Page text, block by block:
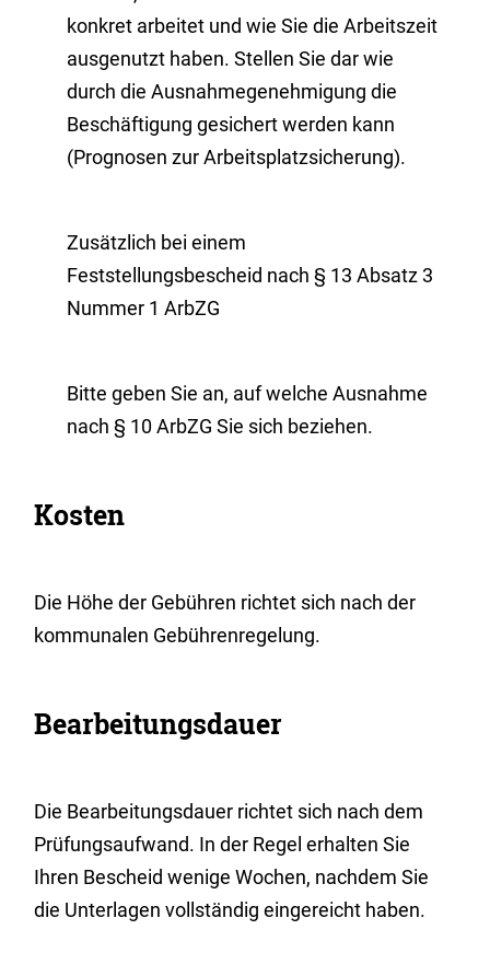
konkret arbeitet und wie Sie die Arbeitszeit
ausgenutzt haben. Stellen Sie dar wie
durch die Ausnahmegenehmigung die
Beschäftigung gesichert werden kann
(Prognosen zur Arbeitsplatzsicherung).
Zusätzlich bei einem
Feststellungsbescheid nach § 13 Absatz 3
Nummer 1 ArbZG
Bitte geben Sie an, auf welche Ausnahme
nach § 10 ArbZG Sie sich beziehen.
Kosten
Die Höhe der Gebühren richtet sich nach der
kommunalen Gebührenregelung.
Bearbeitungsdauer
Die Bearbeitungsdauer richtet sich nach dem
Prüfungsaufwand. In der Regel erhalten Sie
Ihren Bescheid wenige Wochen, nachdem Sie
die Unterlagen vollständig eingereicht haben.